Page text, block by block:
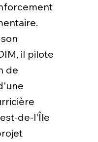
il pilote
de
de-l'Île